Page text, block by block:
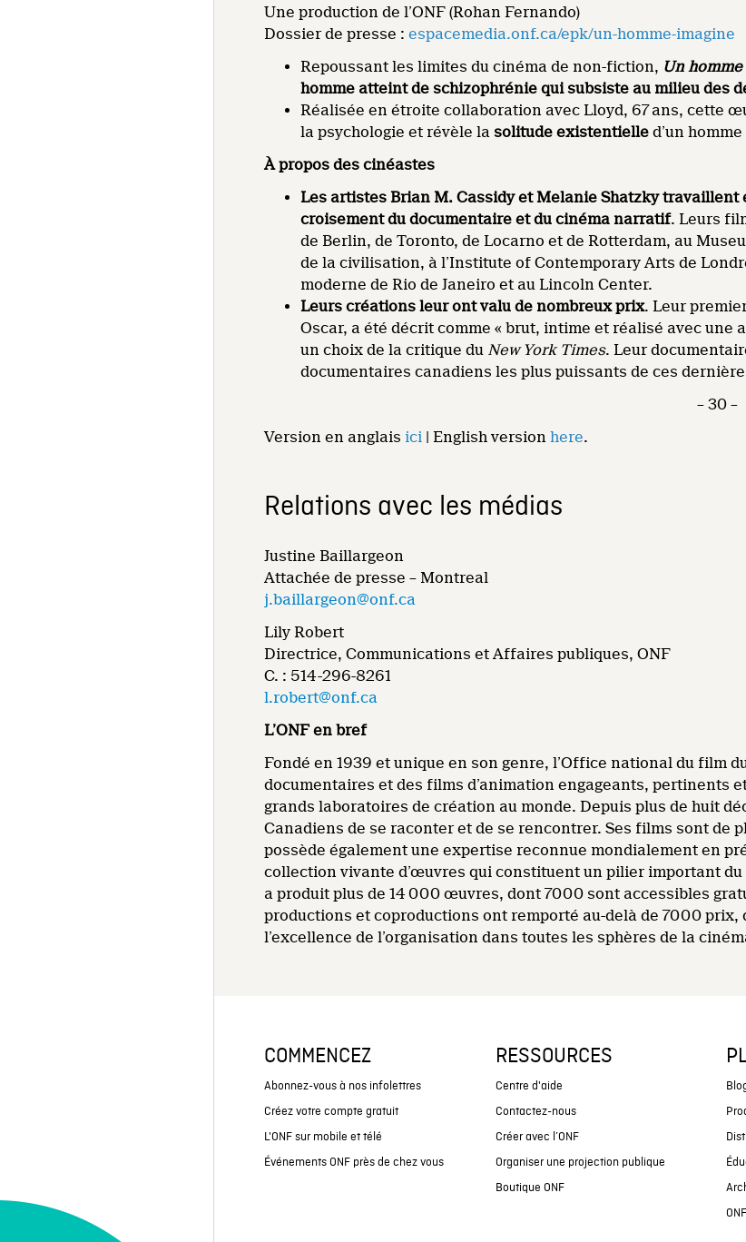
Une production de l’ONF (Rohan Fernando)
Dossier de presse :espacemedia.onf.ca/epk/un-homme-imagine
Repoussant les limites du cinéma de non-fiction, Un
homme atteint de schizophrénie qui subsiste au milieu des
Réalisée en étroite collaboration avec Lloyd, 67 ans, cette
la psychologie et révèle lasolitude existentielle d’un
À propos des cinéastes
Les artistes Brian M. Cassidy et Melanie Shatzky
croisement du documentaire et du cinéma narratif. Leurs
de Berlin, de Toronto, de Locarno et de Rotterdam, au
de la civilisation, à l’Institute of Contemporary Arts de
moderne de Rio de Janeiro et au Lincoln Center.
Leurs créations leur ont valu de nombreux prix. Leur
Oscar, a été décrit comme « brut, intime et réalisé avec une
un choix de la critique du New York Times. Leur
documentaires canadiens les plus puissants de ces
– 30 –
Version en anglais ici | English versionhere.
Relations avec les médias
Justine Baillargeon
Attachée de presse – Montreal
j.baillargeon@onf.ca
Lily Robert
Directrice, Communications et Affaires publiques, ONF
C. : 514-296-8261
l.robert@onf.ca
L’ONF en bref
Fondé en 1939 et unique en son genre, l’Office national du film
documentaires et des films d’animation engageants, pertinents
grands laboratoires de création au monde. Depuis plus de huit
Canadiens de se raconter et de se rencontrer. Ses films sont de
possède également une expertise reconnue mondialement en
collection vivante d’œuvres qui constituent un pilier important du
a produit plus de 14 000 œuvres, dont 7000 sont accessibles
productions et coproductions ont remporté au-delà de 7000
l’excellence de l’organisation dans toutes les sphères de la
COMMENCEZ
Abonnez-vous à nos infolettres
Créez votre compte gratuit
L'ONF sur mobile et télé
Événements ONF près de chez vous
RESSOURCES
Centre d'aide
Contactez-nous
Créer avec l’ONF
Organiser une projection publique
Boutique ONF